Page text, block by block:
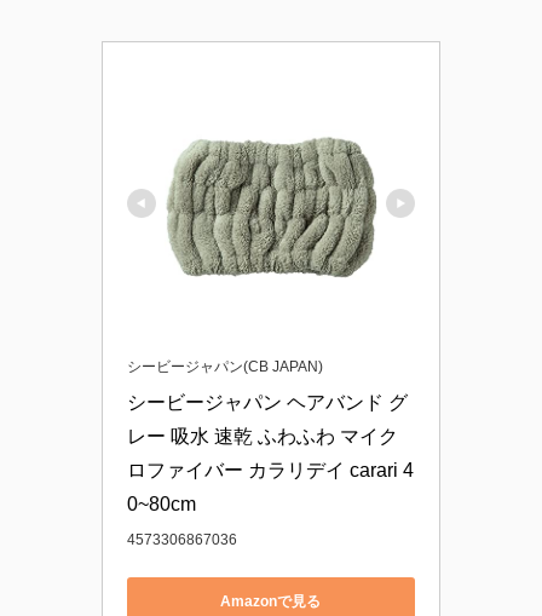
シービージャパン(CB JAPAN)
シービージャパン ヘアバンド グ
レー 吸水 速乾 ふわふわ マイク
ロファイバー カラリデイ carari 4
0~80cm
4573306867036
Amazonで見る